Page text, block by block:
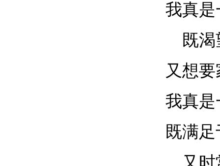
我真是
既
又想
我真是
既满